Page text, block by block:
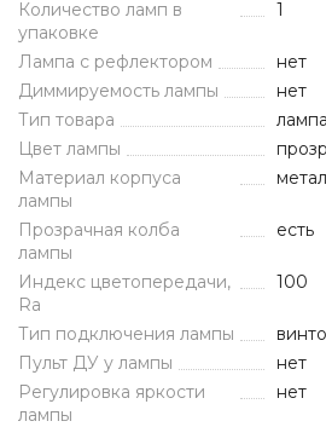
Количество ламп в
упаковке
1
Лампа с рефлектором
нет
Диммируемость лампы
нет
Тип товара
Цвет лампы
Материал корпуса
лампы
Прозрачная колба
лампы
есть
Индекс цветопередачи,
Ra
100
Тип подключения лампы
Пульт ДУ у лампы
нет
Регулировка яркости
лампы
нет